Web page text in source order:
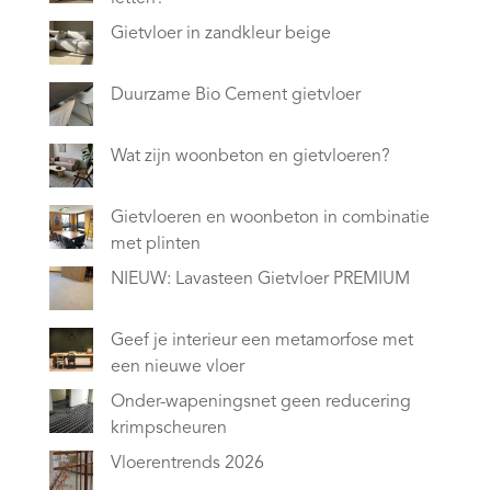
Gietvloer in zandkleur beige
Duurzame Bio Cement gietvloer
Wat zijn woonbeton en gietvloeren?
Gietvloeren en woonbeton in combinatie
met plinten
NIEUW: Lavasteen Gietvloer PREMIUM
Geef je interieur een metamorfose met
een nieuwe vloer
Onder-wapeningsnet geen reducering
krimpscheuren
Vloerentrends 2026